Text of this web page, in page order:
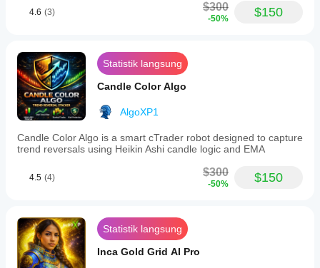
4.6 (3) $300
-50% $150
Statistik langsung
Candle Color Algo
AlgoXP1
Candle Color Algo is a smart cTrader robot designed to capture
trend reversals using Heikin Ashi candle logic and EMA
4.5 (4) $300
-50% $150
Statistik langsung
Inca Gold Grid AI Pro